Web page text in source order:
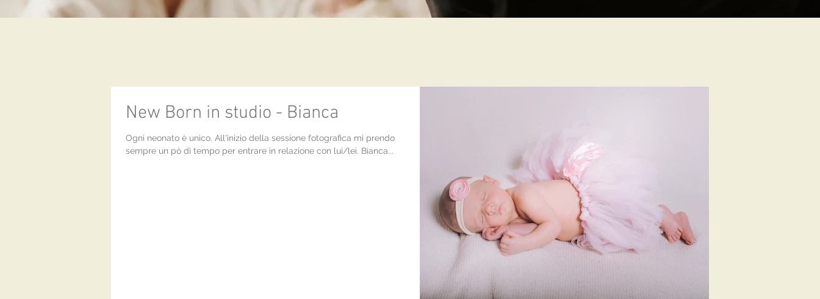
New Born in studio - Bianca
Ogni neonato è unico. All'inizio della sessione fotografica mi prendo
sempre un pò di tempo per entrare in relazione con lui/lei. Bianca...